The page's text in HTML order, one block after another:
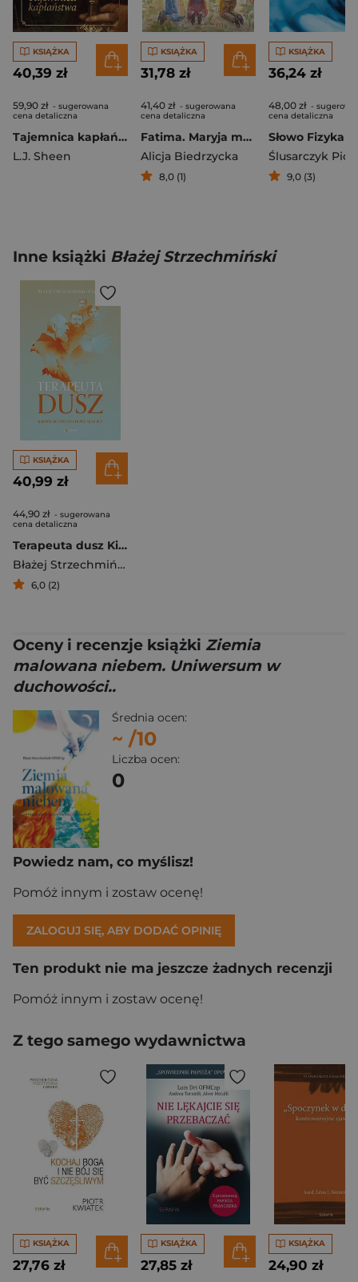
KSIĄŻKA
40,39 zł
59,90 zł - sugerowana
cena detaliczna
Tajemnica kapłaństwa
L.J. Sheen
KSIĄŻKA
31,78 zł
41,40 zł - sugerowana
cena detaliczna
Fatima. Maryja mówi do dzieci
Alicja Biedrzycka
8,0 (1)
KSIĄŻKA
36,24 zł
48,00 zł -
cena detaliczna
Słowo Fizyka
Ślusarczyk
9,0 (3)
Inne książki Błażej Strzechmiński
KSIĄŻKA
40,99 zł
44,90 zł - sugerowana
cena detaliczna
Terapeuta dusz Kierownictwo duchowe Ojca Pio
Błażej Strzechmiński
6,0 (2)
Oceny i recenzje książki Ziemia
malowana niebem. Uniwersum w
duchowości..
Średnia ocen:
~ /10
Liczba ocen:
0
Powiedz nam, co myślisz!
Pomóż innym i zostaw ocenę!
ZALOGUJ SIĘ, ABY DODAĆ OPINIĘ
Ten produkt nie ma jeszcze żadnych recenzji
Pomóż innym i zostaw ocenę!
Z tego samego wydawnictwa
KSIĄŻKA
27,76 zł
KSIĄŻKA
27,85 zł
KSIĄŻKA
24,90 zł